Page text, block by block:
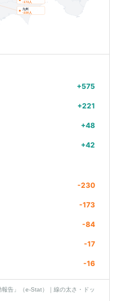
-173人
九州
-230人
+575
+221
+48
+42
-230
-173
-84
-17
-16
告」（e-Stat）｜線の太さ・ドッ